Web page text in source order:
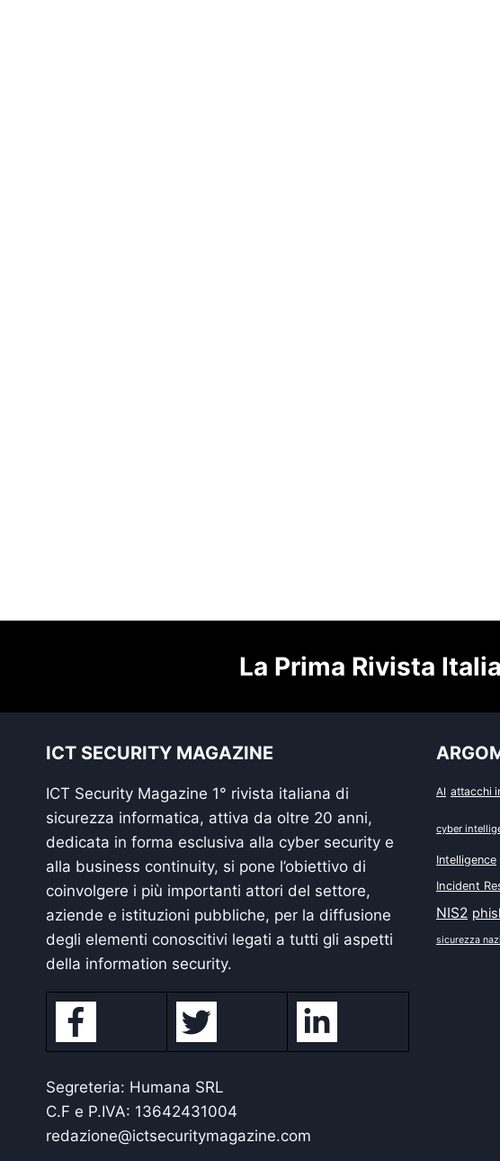
La Prima Rivista
ICT SECURITY MAGAZINE
ICT Security Magazine 1° rivista italiana di
sicurezza informatica, attiva da oltre 20 anni,
dedicata in forma esclusiva alla cyber security e
alla business continuity, si pone l’obiettivo di
coinvolgere i più importanti attori del settore,
aziende e istituzioni pubbliche, per la diffusione
degli elementi conoscitivi legati a tutti gli aspetti
della information security.
Segreteria: Humana SRL
C.F e P.IVA: 13642431004
redazione@ictsecuritymagazine.com
AI attacchi
cyber
Intelligence
Incident
NIS2
sicurezza